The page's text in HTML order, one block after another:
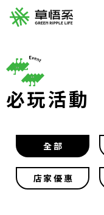
必玩活動
全部
店家優惠